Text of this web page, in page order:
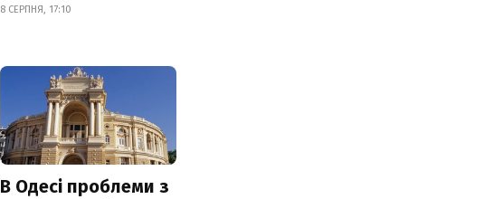
8 СЕРПНЯ, 17:10
В Одесі проблеми з